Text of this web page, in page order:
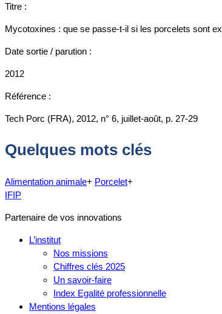
Titre :
Mycotoxines : que se passe-t-il si les porcelets sont
Date sortie / parution :
2012
Référence :
Tech Porc (FRA), 2012, n° 6, juillet-août, p. 27-29
Quelques mots clés
Alimentation animale+ Porcelet+
IFIP
Partenaire de vos innovations
L’institut
Nos missions
Chiffres clés 2025
Un savoir-faire
Index Egalité professionnelle
Mentions légales